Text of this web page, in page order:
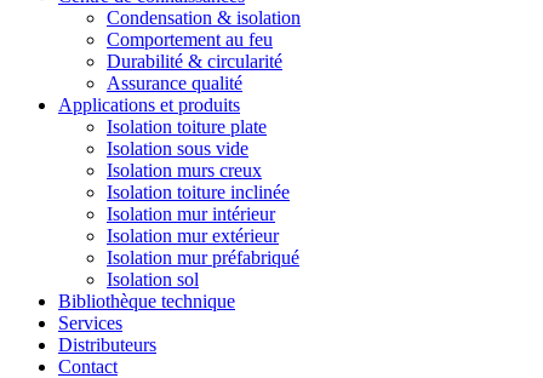
Condensation & isolation
Comportement au feu
Durabilité & circularité
Assurance qualité
Applications et produits
Isolation toiture plate
Isolation sous vide
Isolation murs creux
Isolation toiture inclinée
Isolation mur intérieur
Isolation mur extérieur
Isolation mur préfabriqué
Isolation sol
Bibliothèque technique
Services
Distributeurs
Contact